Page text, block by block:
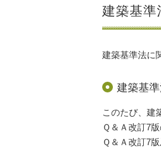
建築基準
建築基準法に
建築基
このたび、建
Ｑ＆Ａ改訂7
Ｑ＆Ａ改訂7